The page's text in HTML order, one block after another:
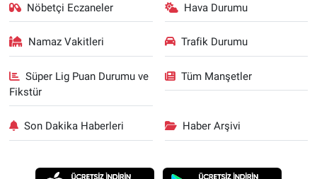
Nöbetçi Eczaneler Hava Durumu
Namaz Vakitleri Trafik Durumu
Süper Lig Puan Durumu ve
Fikstür
Tüm Manşetler
Son Dakika Haberleri Haber Arşivi